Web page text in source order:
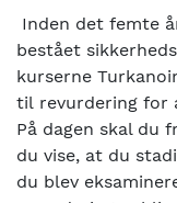
Inden det femte
bestået
kurserne
til revurdering for
På dagen skal du
du vise, at du
du blev